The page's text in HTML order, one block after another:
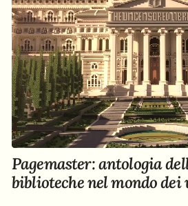
Pagemaster: antologia
biblioteche nel mondo dei